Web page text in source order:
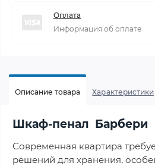
Оплата
Информация об оплате
Описание товара Характеристики
Шкаф-пенал Барбери
Современная квартира
решений для хранения,